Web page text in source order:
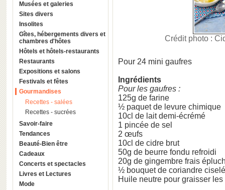
Musées et galeries
Sites divers
Insolites
Gîtes, hébergements divers et
chambres d'hôtes
Hôtels et hôtels-restaurants
Restaurants
Expositions et salons
Festivals et fêtes
Gourmandises
Recettes - salées
Recettes - sucrées
Savoir-faire
Tendances
Beauté-Bien être
Cadeaux
Concerts et spectacles
Livres et Lectures
Mode
Crédit photo :
Pour 24 mini gaufres
ngrédients
Pour les gaufres :
125g de farine
½ paquet de levure chimique
10cl de lait demi-écrémé
1 pincée de sel
2 œufs
10cl de cidre brut
50g de beurre fondu refroidi
20g de gingembre frais
½ bouquet de coriandre
Huile neutre pour graisser